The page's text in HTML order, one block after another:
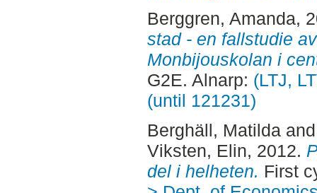
Berggren, Amanda,
stad - en fallstudie
Monbijouskolan i
G2E. Alnarp: (LTJ,
(until 121231)
Berghäll, Matilda
Viksten, Elin, 2012.
del i helheten. First